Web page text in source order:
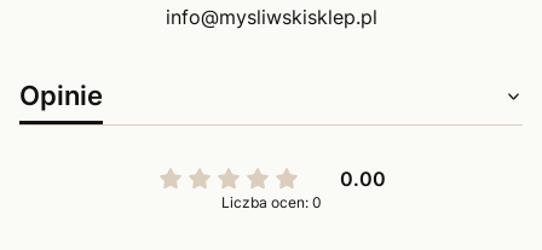
info@mysliwskisklep.pl
Opinie
0.00
Liczba ocen: 0